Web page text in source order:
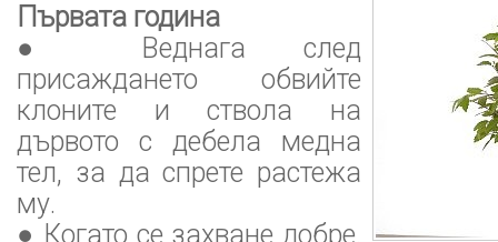
Първата година
● Веднага след
присаждането обвийте
клоните и ствола на
дървото с дебела медна
тел, за да спрете растежа
му.
● Когато се захване добре,